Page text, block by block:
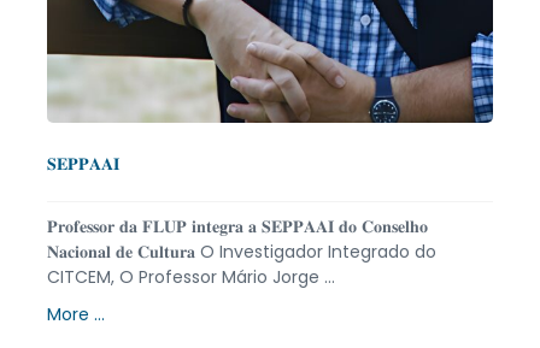
𝐒𝐄𝐏𝐏𝐀𝐀𝐈
𝐏𝐫𝐨𝐟𝐞𝐬𝐬𝐨𝐫 𝐝𝐚 𝐅𝐋𝐔𝐏 𝐢𝐧𝐭𝐞𝐠𝐫𝐚 𝐚 𝐒𝐄𝐏𝐏𝐀𝐀𝐈 𝐝𝐨 𝐂𝐨𝐧𝐬𝐞𝐥𝐡𝐨
𝐍𝐚𝐜𝐢𝐨𝐧𝐚𝐥 𝐝𝐞 𝐂𝐮𝐥𝐭𝐮𝐫𝐚 O Investigador Integrado do
CITCEM, O Professor Mário Jorge ...
More ...